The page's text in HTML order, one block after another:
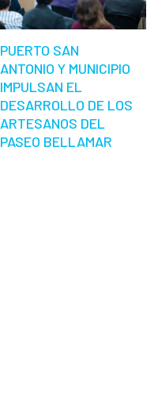
PUERTO SAN
ANTONIO Y MUNICIPIO
IMPULSAN EL
DESARROLLO DE LOS
ARTESANOS DEL
PASEO BELLAMAR